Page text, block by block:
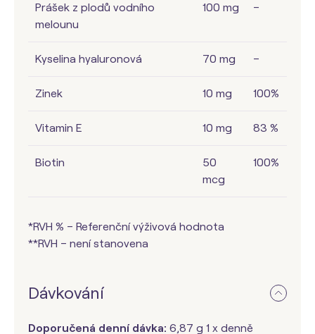
Prášek z plodů vodního
melounu
100 mg –
Kyselina hyaluronová 70 mg –
Zinek 10 mg 100%
Vitamin E 10 mg 83 %
Biotin
50
mcg
100%
*RVH % – Referenční výživová hodnota
**RVH – není stanovena
Dávkování
Doporučená denní dávka: 6,87 g 1 x denně